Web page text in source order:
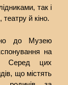
так і
й кіно.
до Музею
на
Серед цих
що містять